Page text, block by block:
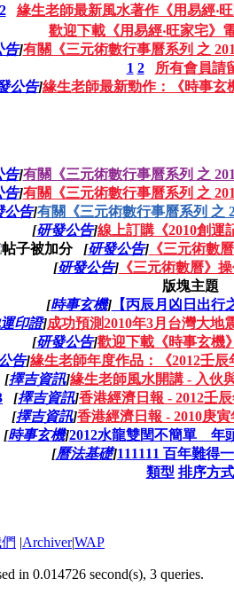
2 緣生老師最新風水著作《用易經‧
歡迎下載《用易經‧旺家宅》
告]有關《三元術數行事曆系列 之
1 2 所有會員請
公告]緣生老師最新勁作：《時事玄
告]有關《三元術數行事曆系列 之
告]有關《三元術數行事曆系列 之
公告]有關《三元術數行事曆系列 之
[研發公告]線上訂購《2010創運
[研發公告]《三元術數
[研發公告]《三元術數曆》
版塊主題
[時事玄機]【丙辰月凶日出行
印證]成功預測2010年3月台灣大地
[研發公告]歡迎下載《時事玄機
告]緣生老師年度作品：《2012壬辰
[擇吉資訊]緣生老師風水開講 - 入伙
[擇吉資訊]香港經濟日報 - 2012壬
[擇吉資訊]香港經濟日報 - 2010庚
[時事玄機]2012水龍雙閏不簡單 年
[曆法基礎]111111 百年難得
類型 排序方式
|Archiver|WAP
in 0.014726 second(s), 3 queries.